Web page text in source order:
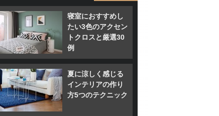
寝室におすすめし
たい3色のアクセン
トクロスと厳選30
例
夏に涼しく感じる
インテリアの作り
方5つのテクニック